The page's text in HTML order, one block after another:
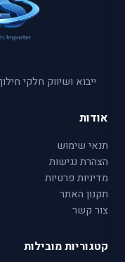
ייבוא ושיווק חלקי
אודות
תנאי שימוש
הצהרת נגישות
מדיניות פרטיות
תקנון האתר
צור קשר
קטגוריות מובילות